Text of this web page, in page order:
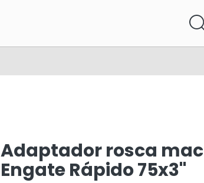
Adaptador rosca
Engate Rápido 75x3"